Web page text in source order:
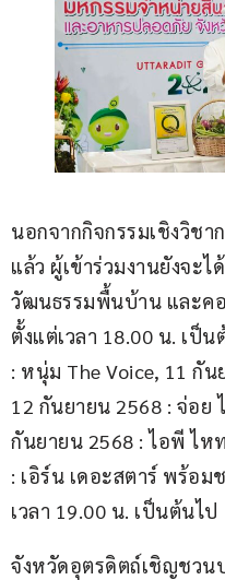
นอกจากกิจกรรมเชิงวิชา
แล้ว ผู้เข้าร่วมงานยังจะ
วัฒนธรรมพื้นบ้าน และค
ตั้งแต่เวลา 18.00 น. เป็
: หนุ่ม The Voice, 11 กัน
12 กันยายน 2568 : จ่อย
กันยายน 2568 : ไอพี ไห
: เอิร์น เดอะสตาร์ พร้อ
เวลา 19.00 น. เป็นต้นไป
จังหวัดอุตรดิตถ์เชิญชวน